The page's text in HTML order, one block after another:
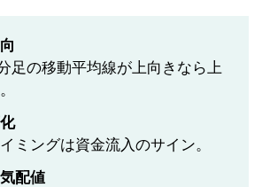
足の移動平均線が上向きなら上
ミングは資金流入のサイン。
配値